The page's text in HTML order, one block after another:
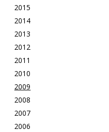
2015
2014
2013
2012
2011
2010
2009
2008
2007
2006